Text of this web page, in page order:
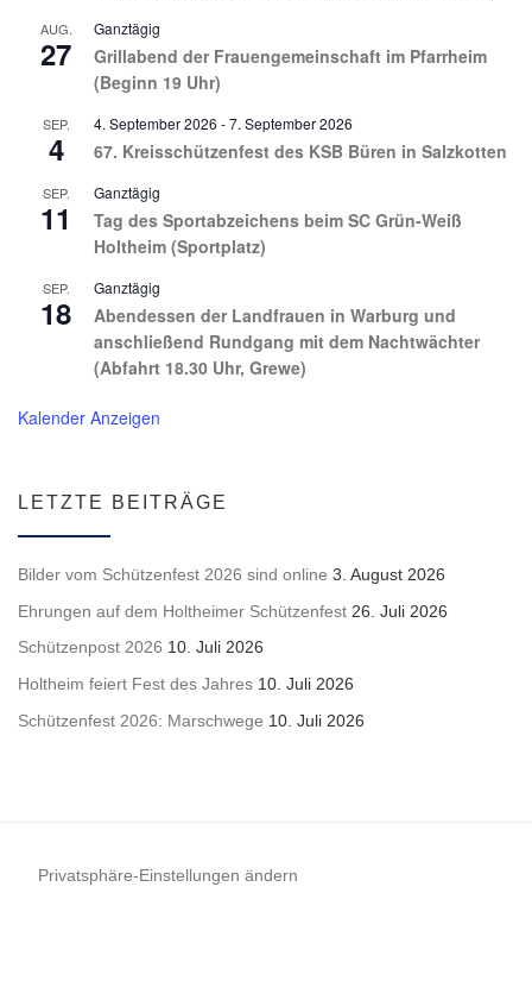
AUG.
27
Ganztägig
Grillabend der Frauengemeinschaft im Pfarrheim
(Beginn 19 Uhr)
SEP.
4
4. September 2026 -7. September 2026
67. Kreisschützenfest des KSB Büren in Salzkotten
SEP.
11
Ganztägig
Tag des Sportabzeichens beim SC Grün-Weiß
Holtheim (Sportplatz)
SEP.
18
Ganztägig
Abendessen der Landfrauen in Warburg und
anschließend Rundgang mit dem Nachtwächter
(Abfahrt 18.30 Uhr, Grewe)
Kalender Anzeigen
LETZTE BEITRÄGE
Bilder vom Schützenfest 2026 sind online 3. August 2026
Ehrungen auf dem Holtheimer Schützenfest 26. Juli 2026
Schützenpost 2026 10. Juli 2026
Holtheim feiert Fest des Jahres 10. Juli 2026
Schützenfest 2026: Marschwege 10. Juli 2026
Privatsphäre-Einstellungen ändern